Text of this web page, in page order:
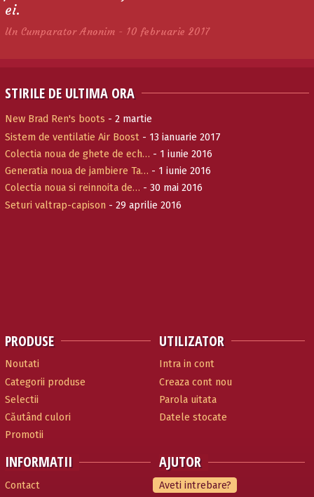
ei.
Un Cumparator Anonim - 10 februarie 2017
STIRILE DE ULTIMA ORA
New Brad Ren's boots - 2 martie
Sistem de ventilatie Air Boost - 13 ianuarie 2017
Colectia noua de ghete de ech… - 1 iunie 2016
Generatia noua de jambiere Ta… - 1 iunie 2016
Colectia noua si reinnoita de… - 30 mai 2016
Seturi valtrap-capison - 29 aprilie 2016
PRODUSE
Noutati
Categorii produse
Selectii
Căutând culori
Promotii
INFORMATII
Contact
UTILIZATOR
Intra in cont
Creaza cont nou
Parola uitata
Datele stocate
AJUTOR
Aveti intrebare?